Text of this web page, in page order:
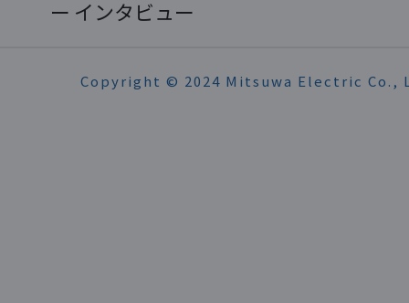
インタビュー
Copyright © 2024 Mitsuwa Electric Co.,